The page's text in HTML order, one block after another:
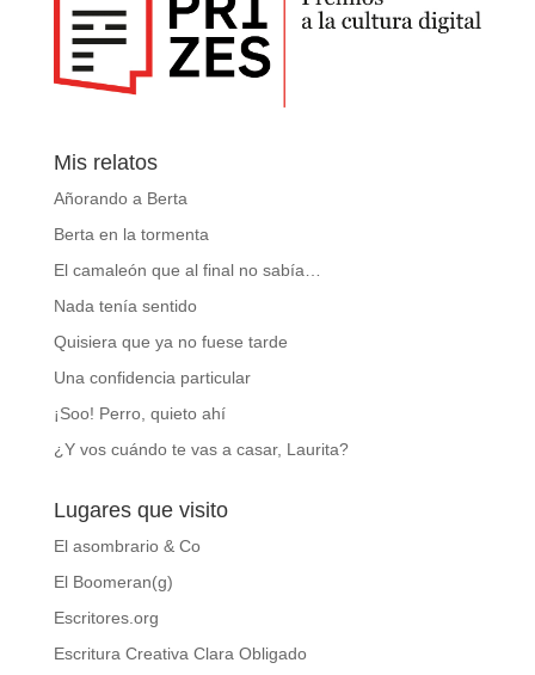
Mis relatos
Añorando a Berta
Berta en la tormenta
El camaleón que al final no sabía…
Nada tenía sentido
Quisiera que ya no fuese tarde
Una confidencia particular
¡Soo! Perro, quieto ahí
¿Y vos cuándo te vas a casar, Laurita?
Lugares que visito
El asombrario & Co
El Boomeran(g)
Escritores.org
Escritura Creativa Clara Obligado